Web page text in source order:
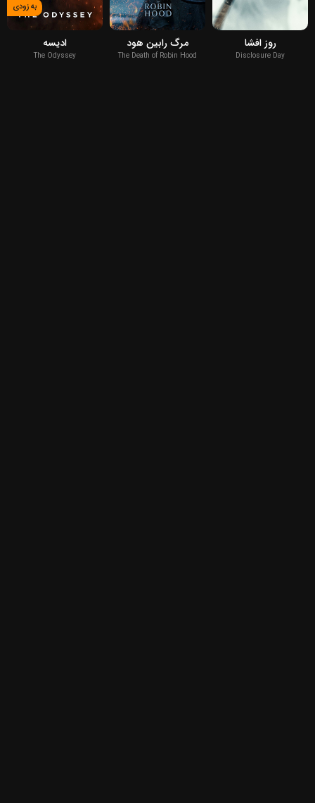
2026
روز افشا
Disclosure Day
2026
مرگ رابین هود
The Death of Robin Hood
به زودی
2026
ادیسه
The Odyssey